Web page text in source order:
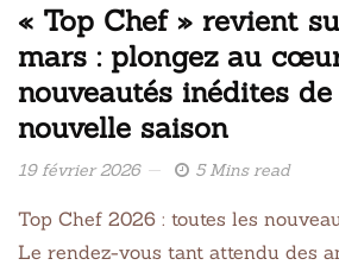
« Top Chef » revient
mars : plongez au
nouveautés inédites
nouvelle saison
19 février 2026 5 Mins read
Top Chef 2026 : toutes les
Le rendez-vous tant attendu des